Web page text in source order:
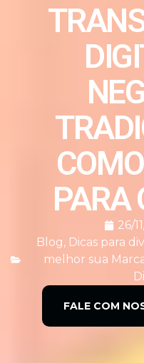
PARA
26/
Blog, Dicas para
melhor sua
FALE COM